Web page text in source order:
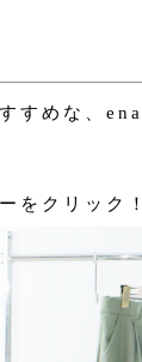
すめな、
をクリック！